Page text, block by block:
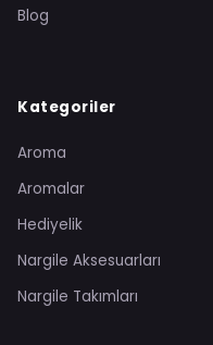
Blog
Kategoriler
Aroma
Aromalar
Hediyelik
Nargile Aksesuarları
Nargile Takımları